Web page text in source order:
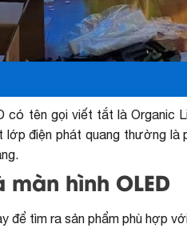
có tên gọi viết tắt là
điện phát quang thường là
màn hình OLED
để tìm ra sản phẩm phù hợp